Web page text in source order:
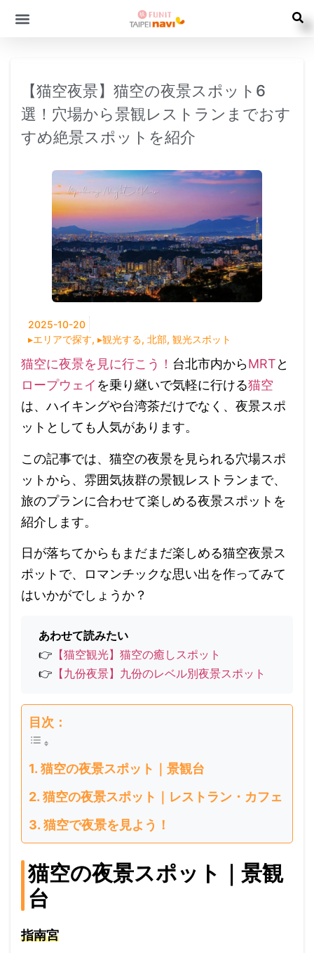
【猫空夜景】猫空の夜景スポット6
選！穴場から景観レストランまでおす
すめ絶景スポットを紹介
2025-10-20
▸エリアで探す, ▸観光する, 北部, 観光スポット
猫空に夜景を見に行こう！ 台北市内からMRTと
ロープウェイ を乗り継いで気軽に行ける猫空
は、ハイキングや台湾茶だけでなく、夜景スポ
ットとしても人気があります。
この記事では、猫空の夜景を見られる穴場スポ
ットから、雰囲気抜群の景観レストランまで、
旅のプランに合わせて楽しめる夜景スポットを
紹介します。
日が落ちてからもまだまだ楽しめる猫空夜景ス
ポットで、ロマンチックな思い出を作ってみて
はいかがでしょうか？
あわせて読みたい
👉 【猫空観光】猫空の癒しスポット
👉 【九份夜景】九份のレベル別夜景スポット
目次：
猫空の夜景スポット｜景観台
猫空の夜景スポット｜レストラン・カフェ
猫空で夜景を見よう！
猫空の夜景スポット｜景観
台
指南宮